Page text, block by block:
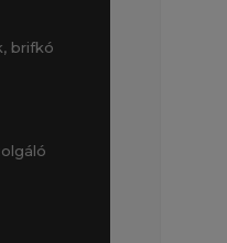
brifkó